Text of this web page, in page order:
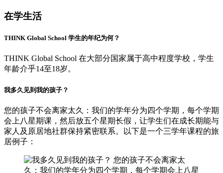
在学生活
THINK Global School 学生的年纪为何？
THINK Global School 在大部分国家属于高中程度学校，学生
年龄介乎14至18岁。
我多久见到我的孩子？
您的孩子不会离家太久：我们的学年分为四个学期，每个学期
会上八星期课，然后放五个星期长假，让学生们在成长期能与
家人及原居地社群保持紧密联系。以下是一个三学年课程的旅
居例子：